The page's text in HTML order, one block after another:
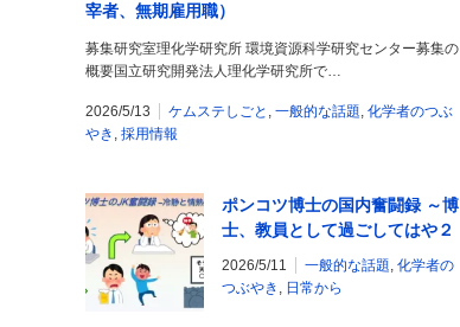
宰者、無期雇用職）
募集研究室理化学研究所 環境資源科学研究センター募集の
概要国立研究開発法人理化学研究所で…
2026/5/13 ケムステしごと , 一般的な話題, 化学者のつぶ
やき , 採用情報
ポンコツ博士の国内奮闘録 ～博
士、教員として過ごしてはや２
2026/5/11 一般的な話題, 化学者の
つぶやき , 日常から